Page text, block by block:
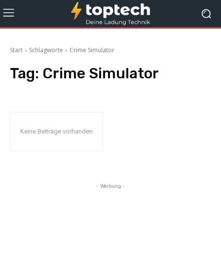
Start Schlagworte Crime Simulator
Tag: Crime Simulator
Keine Beiträge vorhanden
- Werbung -